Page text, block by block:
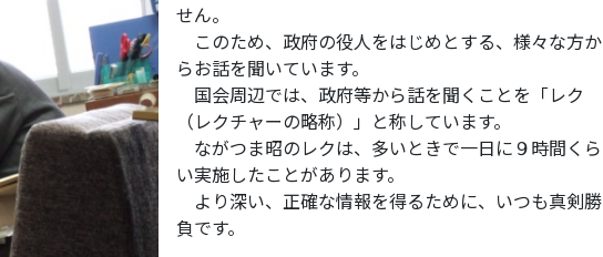
せん。
このため、政府の役人をはじめとする、様々な方か
らお話を聞いています。
国会周辺では、政府等から話を聞くことを「レク
（レクチャーの略称）」と称しています。
ながつま昭のレクは、多いときで一日に９時間くら
い実施したことがあります。
より深い、正確な情報を得るために、いつも真剣勝
負です。